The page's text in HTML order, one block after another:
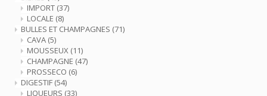
IMPORT (37)
LOCALE (8)
BULLES ET CHAMPAGNES (71)
CAVA (5)
MOUSSEUX (11)
CHAMPAGNE (47)
PROSSECO (6)
DIGESTIF (54)
LIQUEURS (33)